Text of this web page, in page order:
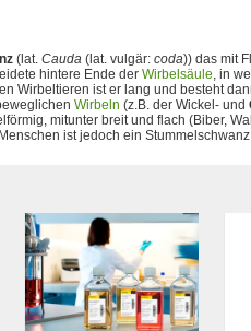
(lat. Cauda (lat. vulgär: coda)) das mit
hintere Ende der Wirbelsäule, in
Wirbeltieren ist er lang und besteht
Wirbeln (z.B. der Wickel- und
mitunter breit und flach (Biber,
ist jedoch ein